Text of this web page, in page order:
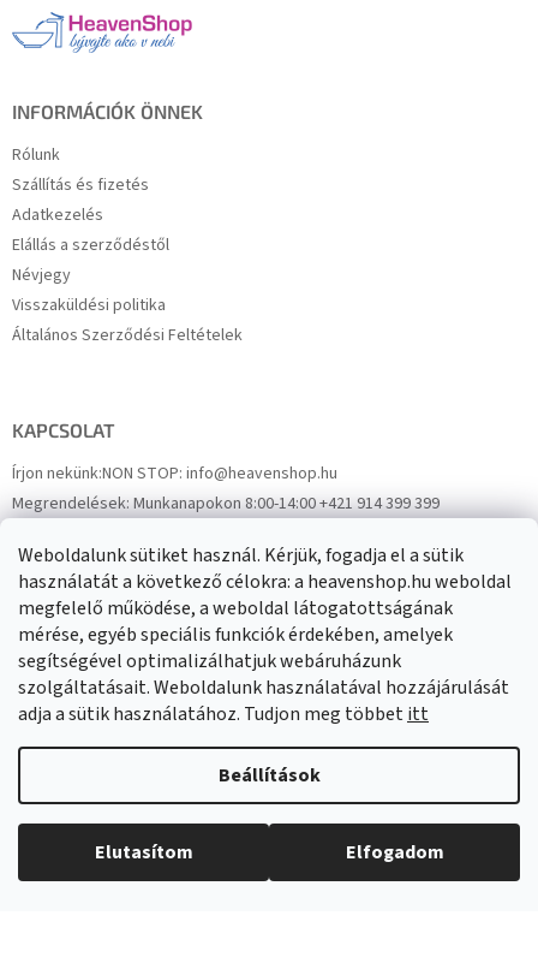
Weboldalunk sütiket használ. Kérjük, fogadja el a sütik
használatát a következő célokra: a heavenshop.hu weboldal
megfelelő működése, a weboldal látogatottságának
mérése, egyéb speciális funkciók érdekében, amelyek
segítségével optimalizálhatjuk webáruházunk
szolgáltatásait. Weboldalunk használatával hozzájárulását
adja a sütik használatához. Tudjon meg többetitt
Beállítások
Elutasítom Elfogadom
INFORMÁCIÓK ÖNNEK
Rólunk
Szállítás és fizetés
Adatkezelés
Elállás a szerződéstől
Névjegy
Visszaküldési politika
Általános Szerződési Feltételek
KAPCSOLAT
Írjon nekünk:NON STOP: info@heavenshop.hu
Megrendelések:Munkanapokon 8:00-14:00 +421 914 399 399
FacebookHeavenShop.sk
Eredményeink